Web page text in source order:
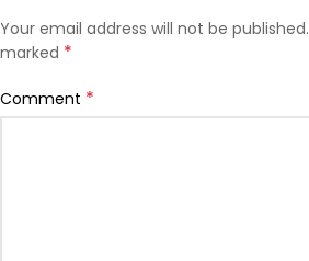
Your email address will not be published.
marked *
Comment *